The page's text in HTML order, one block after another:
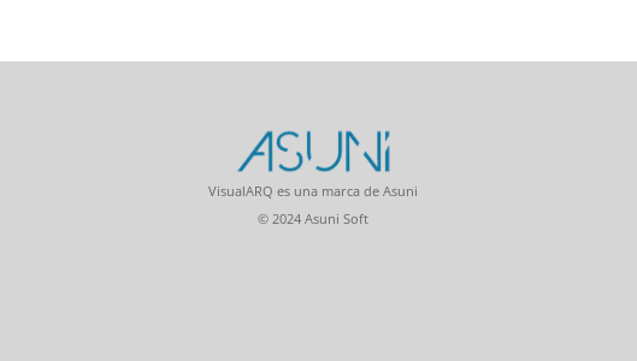
VisualARQ es una marca de Asuni
© 2024 Asuni Soft